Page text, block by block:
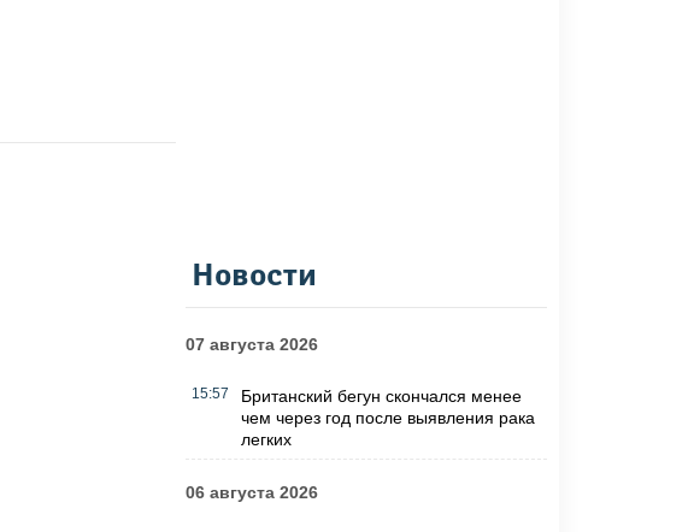
Новости
07 августа 2026
15:57
Британский бегун скончался менее
чем через год после выявления рака
легких
06 августа 2026